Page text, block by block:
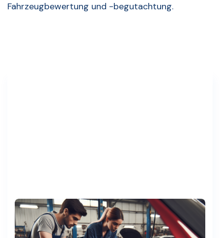
Fahrzeugbewertung und -begutachtung.